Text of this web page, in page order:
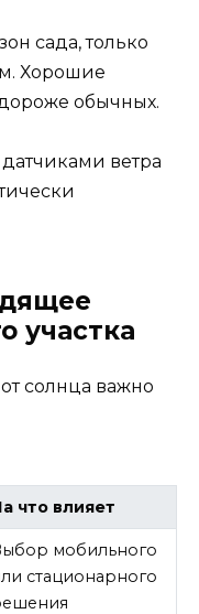
сада, только
Хорошие
обычных.
ветра
участка
солнца важно
что влияет
мобильного
стационарного